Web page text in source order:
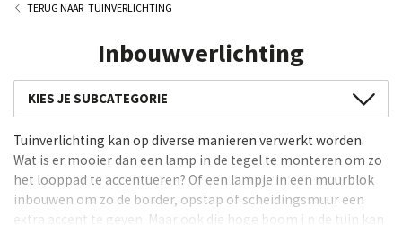
TUINVERLICHTING
Inbouwverlichting
Spots
Inbouwverlichting
Wandlampen
Staande lampen
Tuinverlichting kan op diverse manieren verwerkt worden.
Wat is er mooier dan een lamp in de tegel te monteren om zo
het looppad te accentueren? Of een lampje in een muurblok
inbouwen om zo de border, opstap of scheidingsmuur een
extra accent te geven. Maar ook die hoge boom i n de tuin kan